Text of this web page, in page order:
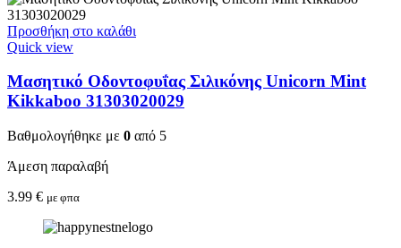
Προσθήκη στο καλάθι
Quick view
Μασητικό Οδοντοφυΐας Σιλικόνης Unicorn Mint
Kikkaboo 31303020029
Βαθμολογήθηκε με 0 από 5
Άμεση παραλαβή
3.99 € με φπα